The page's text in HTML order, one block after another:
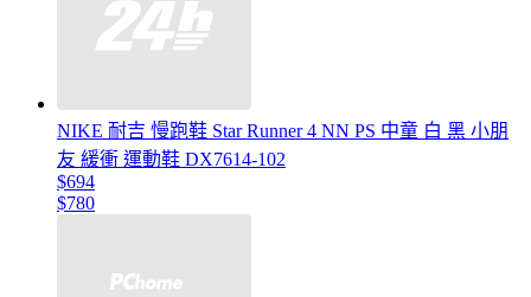
NIKE 耐吉 慢跑鞋 Star Runner 4 NN PS 中童 白 黑 小朋
友 緩衝 運動鞋 DX7614-102
$694
$780